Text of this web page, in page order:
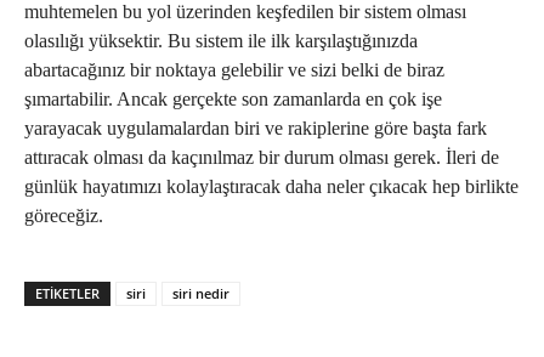
muhtemelen bu yol üzerinden keşfedilen bir sistem olması
olasılığı yüksektir. Bu sistem ile ilk karşılaştığınızda
abartacağınız bir noktaya gelebilir ve sizi belki de biraz
şımartabilir. Ancak gerçekte son zamanlarda en çok işe
yarayacak uygulamalardan biri ve rakiplerine göre başta fark
attıracak olması da kaçınılmaz bir durum olması gerek. İleri de
günlük hayatımızı kolaylaştıracak daha neler çıkacak hep birlikte
göreceğiz.
ETIKETLER siri siri nedir